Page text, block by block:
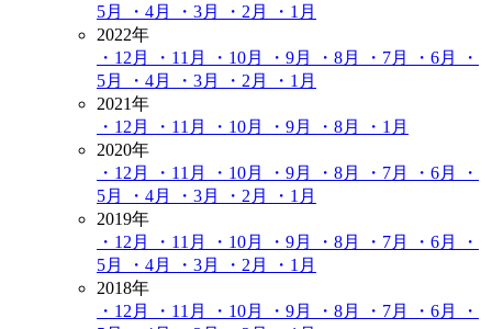
5月
・4月 ・3月 ・2月
・1月
2022年
・12月
・11月 ・10月 ・9月 ・8月 ・7月 ・6月
・
5月
・4月 ・3月 ・2月
・1月
2021年
・12月
・11月 ・10月 ・9月 ・8月
・1月
2020年
・12月
・11月 ・10月 ・9月 ・8月 ・7月 ・6月
・
5月
・4月 ・3月 ・2月
・1月
2019年
・12月
・11月 ・10月 ・9月 ・8月 ・7月 ・6月
・
5月
・4月 ・3月 ・2月
・1月
2018年
・12月
・11月 ・10月 ・9月 ・8月 ・7月 ・6月
・